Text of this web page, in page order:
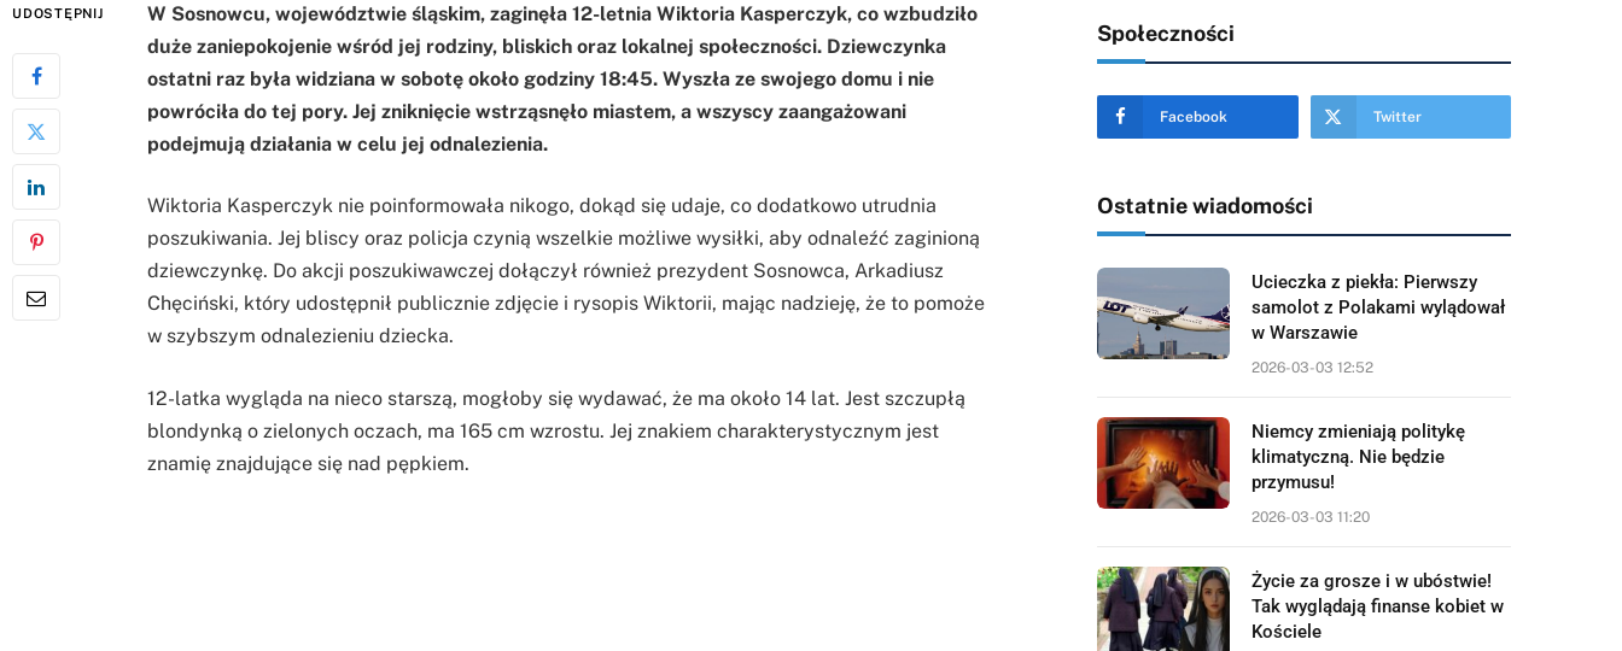
UDOSTĘPNIJ
W Sosnowcu, województwie śląskim, zaginęła 12-letnia Wiktoria Kasperczyk, co wzbudziło
duże zaniepokojenie wśród jej rodziny, bliskich oraz lokalnej społeczności. Dziewczynka
ostatni raz była widziana w sobotę około godziny 18:45. Wyszła ze swojego domu i nie
powróciła do tej pory. Jej zniknięcie wstrząsnęło miastem, a wszyscy zaangażowani
podejmują działania w celu jej odnalezienia.
Wiktoria Kasperczyk nie poinformowała nikogo, dokąd się udaje, co dodatkowo utrudnia
poszukiwania. Jej bliscy oraz policja czynią wszelkie możliwe wysiłki, aby odnaleźć zaginioną
dziewczynkę. Do akcji poszukiwawczej dołączył również prezydent Sosnowca, Arkadiusz
Chęciński, który udostępnił publicznie zdjęcie i rysopis Wiktorii, mając nadzieję, że to pomoże
w szybszym odnalezieniu dziecka.
12-latka wygląda na nieco starszą, mogłoby się wydawać, że ma około 14 lat. Jest szczupłą
blondynką o zielonych oczach, ma 165 cm wzrostu. Jej znakiem charakterystycznym jest
znamię znajdujące się nad pępkiem.
Społeczności
Facebook Twitter
Ostatnie wiadomości
Ucieczka z piekła: Pierwszy
samolot z Polakami wylądował
w Warszawie
2026-03-03 12:52
Niemcy zmieniają politykę
klimatyczną. Nie będzie
przymusu!
2026-03-03 11:20
Życie za grosze i w ubóstwie!
Tak wyglądają finanse kobiet w
Kościele